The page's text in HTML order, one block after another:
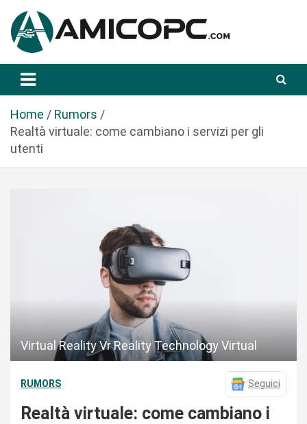
a
Amicopc.com
Home
Rumors
Realtà virtuale: come cambiano i servizi per gli
utenti
Virtual Reality Vr Reality Technology Virtual
RUMORS Seguici
Realtà virtuale: come cambiano i